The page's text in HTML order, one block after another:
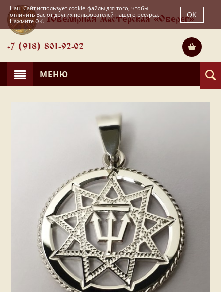
Ювелирная мастерская «Оберег»
+7 (918) 801-92-02
МЕНЮ
Наш Сайт использует cookie-файлы для того, чтобы
отличить Вас от других пользователей нашего ресурса.
Нажмите OK.
OK